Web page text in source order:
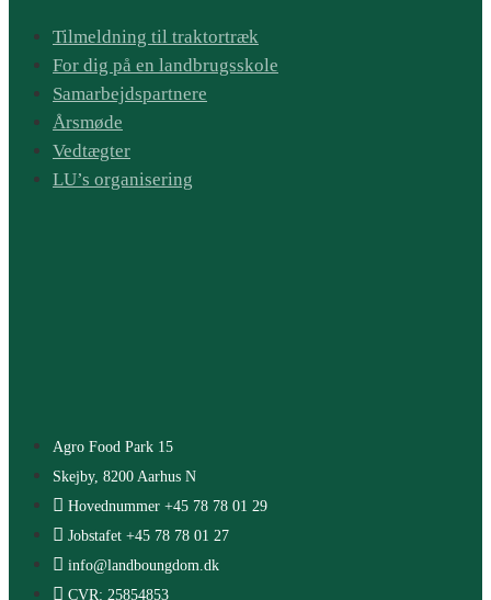
Tilmeldning til traktortræk
For dig på en landbrugsskole
Samarbejdspartnere
Årsmøde
Vedtægter
LU’s organisering
Agro Food Park 15
Skejby, 8200 Aarhus N
Hovednummer +45 78 78 01 29
Jobstafet +45 78 78 01 27
info@landboungdom.dk
CVR: 25854853